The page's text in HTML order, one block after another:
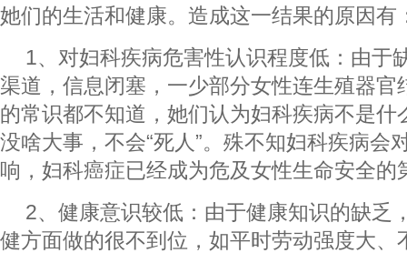
她们的生活和健康。造成这一结果的原因有
1、对妇科疾病危害性认识程度低：由于
渠道，信息闭塞，一少部分女性连生殖器官
的常识都不知道，她们认为妇科疾病不是什
没啥大事，不会“死人”。殊不知妇科疾病会
响，妇科癌症已经成为危及女性生命安全的
2、健康意识较低：由于健康知识的缺乏
健方面做的很不到位，如平时劳动强度大、